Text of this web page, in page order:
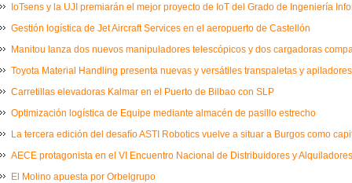
IoTsens y la UJI premiarán el mejor proyecto de IoT del Grado de Ingeniería
Gestión logística de Jet Aircraft Services en el aeropuerto de Castellón
Manitou lanza dos nuevos manipuladores telescópicos y dos cargadoras
Toyota Material Handling presenta nuevas y versátiles transpaletas y
Carretillas elevadoras Kalmar en el Puerto de Bilbao con SLP
Optimización logística de Equipe mediante almacén de pasillo estrecho
La tercera edición del desafío ASTI Robotics vuelve a situar a Burgos como
AECE protagonista en el VI Encuentro Nacional de Distribuidores y
El Molino apuesta por Orbelgrupo